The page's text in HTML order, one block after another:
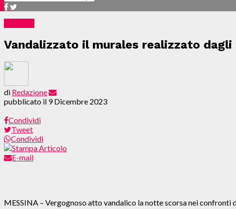
Vandalizzato il murales realizzato
di Redazione
pubblicato il 9 Dicembre 2023
Condividi
Tweet
Condividi
E-mail
MESSINA – Vergognoso atto vandalico la notte scorsa nei confronti